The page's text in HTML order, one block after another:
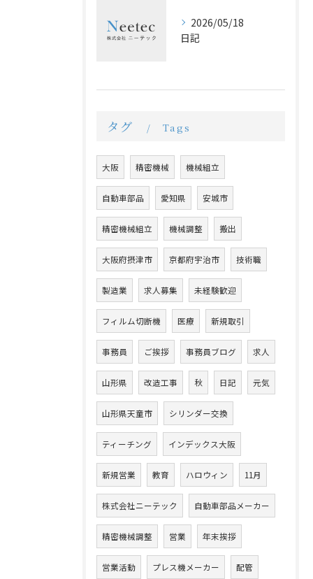
2026/05/18
日記
タグ Tags
大阪 精密機械 機械組立
自動車部品 愛知県 安城市
精密機械組立 機械調整 搬出
大阪府摂津市 京都府宇治市 技術職
製造業 求人募集 未経験歓迎
フィルム切断機 医療 新規取引
事務員 ご挨拶 事務員ブログ 求人
山形県 改造工事 秋 日記 元気
山形県天童市 シリンダー交換
ティーチング インデックス大阪
新規営業 教育 ハロウィン 11月
株式会社ニーテック 自動車部品メーカー
精密機械調整 営業 年末挨拶
営業活動 プレス機メーカー 配管